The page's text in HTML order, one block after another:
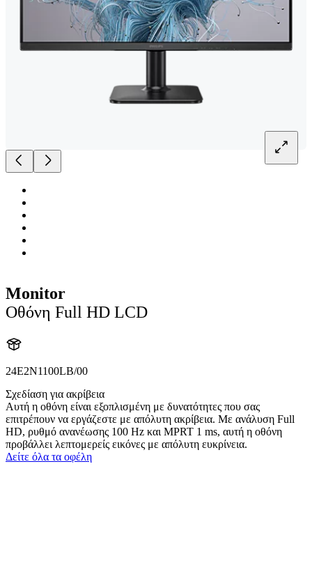
Monitor
Οθόνη Full HD LCD
24E2N1100LB/00
Σχεδίαση για ακρίβεια
Αυτή η οθόνη είναι εξοπλισμένη με δυνατότητες που σας
επιτρέπουν να εργάζεστε με απόλυτη ακρίβεια. Με ανάλυση Full
HD, ρυθμό ανανέωσης 100 Hz και MPRT 1 ms, αυτή η οθόνη
προβάλλει λεπτομερείς εικόνες με απόλυτη ευκρίνεια.
Δείτε όλα τα οφέλη